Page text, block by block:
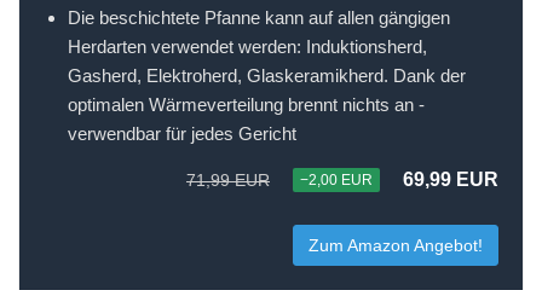
Die beschichtete Pfanne kann auf allen gängigen
Herdarten verwendet werden: Induktionsherd,
Gasherd, Elektroherd, Glaskeramikherd. Dank der
optimalen Wärmeverteilung brennt nichts an -
verwendbar für jedes Gericht
71,99 EUR −2,00 EUR 69,99 EUR
Zum Amazon Angebot!